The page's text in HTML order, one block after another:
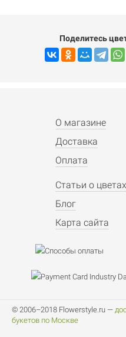
Поделитесь
О магазине
Доставка
Оплата
Статьи о цветах
Блог
Карта сайта
© 2006–2018 Flowerstyle.ru —
букетов по Москве